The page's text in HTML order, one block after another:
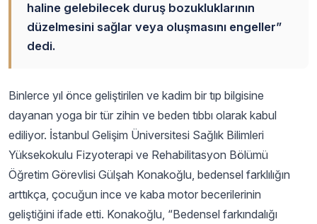
haline gelebilecek duruş bozukluklarının
düzelmesini sağlar veya oluşmasını engeller”
dedi.
Binlerce yıl önce geliştirilen ve kadim bir tıp bilgisine
dayanan yoga bir tür zihin ve beden tıbbı olarak kabul
ediliyor. İstanbul Gelişim Üniversitesi Sağlık Bilimleri
Yüksekokulu Fizyoterapi ve Rehabilitasyon Bölümü
Öğretim Görevlisi Gülşah Konakoğlu, bedensel farklılığın
arttıkça, çocuğun ince ve kaba motor becerilerinin
geliştiğini ifade etti. Konakoğlu, “Bedensel farkındalığı